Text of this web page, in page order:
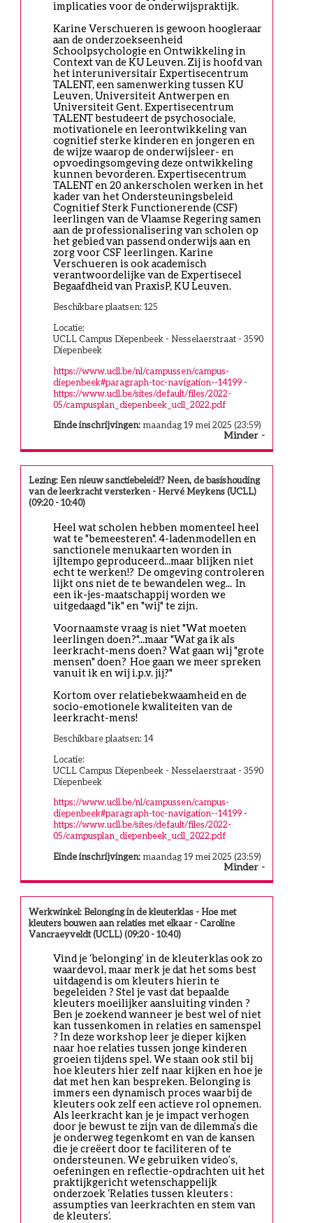
Minder
implicaties voor de onderwijspraktijk.
Karine Verschueren is gewoon hoogleraar
aan de onderzoekseenheid
Schoolpsychologie en Ontwikkeling in
Context van de KU Leuven. Zij is hoofd van
het interuniversitair Expertisecentrum
TALENT, een samenwerking tussen KU
Leuven, Universiteit Antwerpen en
Universiteit Gent. Expertisecentrum
TALENT bestudeert de psychosociale,
motivationele en leerontwikkeling van
cognitief sterke kinderen en jongeren en
de wijze waarop de onderwijsleer- en
opvoedingsomgeving deze ontwikkeling
kunnen bevorderen. Expertisecentrum
TALENT en 20 ankerscholen werken in het
kader van het Ondersteuningsbeleid
Cognitief Sterk Functionerende (CSF)
leerlingen van de Vlaamse Regering samen
aan de professionalisering van scholen op
het gebied van passend onderwijs aan en
zorg voor CSF leerlingen. Karine
Verschueren is ook academisch
verantwoordelijke van de Expertisecel
Begaafdheid van PraxisP, KU Leuven.
Beschikbare plaatsen: 125
Locatie:
UCLL Campus Diepenbeek - Nesselaerstraat - 3590
Diepenbeek
https://www.ucll.be/nl/campussen/campus-
diepenbeek#paragraph-toc-navigation--14199-
https://www.ucll.be/sites/default/files/2022-
05/campusplan_diepenbeek_ucll_2022.pdf
Einde inschrijvingen: maandag 19 mei 2025 (23:59)
Lezing: Een nieuw sanctiebeleid!? Neen, de basishouding
van de leerkracht versterken - Hervé Meykens (UCLL)
(09:20 - 10:40)
Minder
Heel wat scholen hebben momenteel heel
wat te "bemeesteren". 4-ladenmodellen en
sanctionele menukaarten worden in
ijltempo geproduceerd...maar blijken niet
echt te werken!?  De omgeving controleren
lijkt ons niet de te bewandelen weg...  In
een ik-jes-maatschappij worden we
uitgedaagd "ik" en "wij" te zijn.
Voornaamste vraag is niet "Wat moeten
leerlingen doen?"...maar "Wat ga ik als
leerkracht-mens doen? Wat gaan wij "grote
mensen" doen?  Hoe gaan we meer spreken
vanuit ik en wij i.p.v. jij?"
Kortom over relatiebekwaamheid en de
socio-emotionele kwaliteiten van de
leerkracht-mens!
Beschikbare plaatsen: 14
Locatie:
UCLL Campus Diepenbeek - Nesselaerstraat - 3590
Diepenbeek
https://www.ucll.be/nl/campussen/campus-
diepenbeek#paragraph-toc-navigation--14199-
https://www.ucll.be/sites/default/files/2022-
05/campusplan_diepenbeek_ucll_2022.pdf
Einde inschrijvingen: maandag 19 mei 2025 (23:59)
Werkwinkel: Belonging in de kleuterklas - Hoe met
kleuters bouwen aan relaties met elkaar - Caroline
Vancraeyveldt (UCLL) (09:20 - 10:40)
Vind je ‘belonging’ in de kleuterklas ook zo
waardevol, maar merk je dat het soms best
uitdagend is om kleuters hierin te
begeleiden ? Stel je vast dat bepaalde
kleuters moeilijker aansluiting vinden ?
Ben je zoekend wanneer je best wel of niet
kan tussenkomen in relaties en samenspel
? In deze workshop leer je dieper kijken
naar hoe relaties tussen jonge kinderen
groeien tijdens spel. We staan ook stil bij
hoe kleuters hier zelf naar kijken en hoe je
dat met hen kan bespreken. Belonging is
immers een dynamisch proces waarbij de
kleuters ook zelf een actieve rol opnemen.
Als leerkracht kan je je impact verhogen
door je bewust te zijn van de dilemma’s die
je onderweg tegenkomt en van de kansen
die je creëert door te faciliteren of te
ondersteunen. We gebruiken video’s,
oefeningen en reflectie-opdrachten uit het
praktijkgericht wetenschappelijk
onderzoek ‘Relaties tussen kleuters :
assumpties van leerkrachten en stem van
de kleuters’.